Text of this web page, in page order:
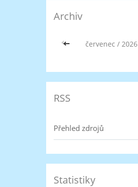
Archiv
<< červenec / 2026
RSS
Přehled zdrojů
Statistiky